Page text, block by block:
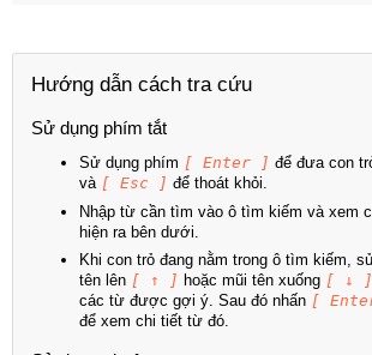
Hướng dẫn cách tra cứu
Sử dụng phím tắt
Sử dụng phím [ Enter ] để đưa con
và [ Esc ] để thoát khỏi.
Nhập từ cần tìm vào ô tìm kiếm và xem
hiện ra bên dưới.
Khi con trỏ đang nằm trong ô tìm kiếm,
tên lên [ ↑ ] hoặc mũi tên xuống [ ↓ ]
các từ được gợi ý. Sau đó nhấn [
để xem chi tiết từ đó.